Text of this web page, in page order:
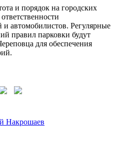
и порядок на городских
автомобилистов. Регулярные
правил парковки будут
для обеспечения
Накрошаев